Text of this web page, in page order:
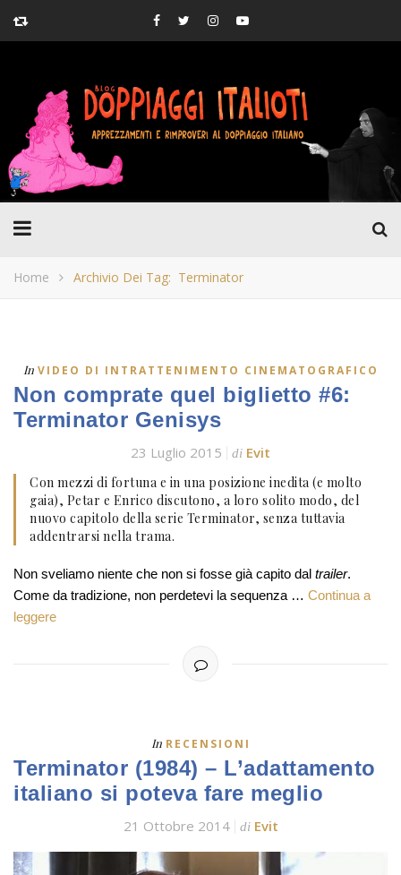
Home Archivio Dei Tag: Terminator
In VIDEO DI INTRATTENIMENTO CINEMATOGRAFICO
Non comprate quel biglietto #6:
Terminator Genisys
23 Luglio 2015 di Evit
Con mezzi di fortuna e in una posizione inedita (e molto
gaia), Petar e Enrico discutono, a loro solito modo, del
nuovo capitolo della serie Terminator, senza tuttavia
addentrarsi nella trama.
Non sveliamo niente che non si fosse già capito dal trailer.
Come da tradizione, non perdetevi la sequenza … Continua a
leggere
In RECENSIONI
Terminator (1984) – L’adattamento
italiano si poteva fare meglio
21 Ottobre 2014 di Evit